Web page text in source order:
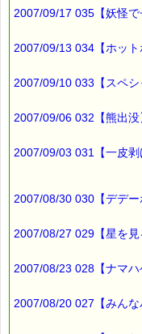
この八百屋さんで買う
最初は、
それを超える八百屋さ
直接手渡しする
パニックになるほどの
強いショックを受けた
2007/09/17 035【妖怪で
2007/09/13 034【ホット
2007/09/10 033【スペシ
2007/09/06 032【熊出没
2007/09/03 031【一皮剥
2007/08/30 030【デデー
2007/08/27 029【星を見
2007/08/23 028【ナマハ
2007/08/20 027【みんな